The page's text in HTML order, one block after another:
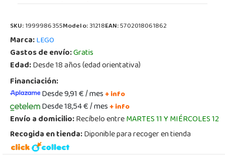
SKU:1999986355Modelo:31218EAN:5702018061862
Marca:LEGO
Gastos de envío:Gratis
Edad:Desde 18 años (edad orientativa)
Financiación:
Desde 9,91 € / mes+ info
Desde 18,54 € / mes+ info
Envío a domicilio:Recíbelo entreMARTES 11 Y MIÉRCOLES 12
Recogida en tienda:Diponible para recoger en tienda